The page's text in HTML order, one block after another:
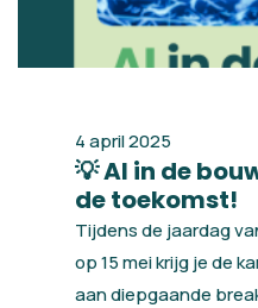
4 april 2025
💡 AI in de
de toekomst!
Tijdens de jaardag
op 15 mei krijg je de
aan diepgaande